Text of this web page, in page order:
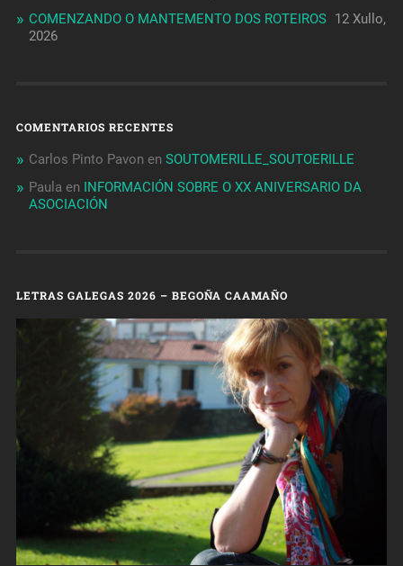
COMENZANDO O MANTEMENTO DOS ROTEIROS 12 Xullo,
2026
COMENTARIOS RECENTES
Carlos Pinto Pavon en SOUTOMERILLE_SOUTOERILLE
Paula en INFORMACIÓN SOBRE O XX ANIVERSARIO DA
ASOCIACIÓN
LETRAS GALEGAS 2026 – BEGOÑA CAAMAÑO